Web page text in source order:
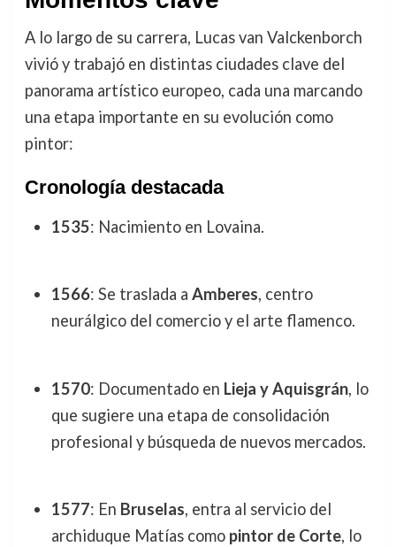
A lo largo de su carrera, Lucas van Valckenborch
vivió y trabajó en distintas ciudades clave del
panorama artístico europeo, cada una marcando
una etapa importante en su evolución como
pintor:
Cronología destacada
1535: Nacimiento en Lovaina.
1566: Se traslada a Amberes, centro
neurálgico del comercio y el arte flamenco.
1570: Documentado en Lieja y Aquisgrán, lo
que sugiere una etapa de consolidación
profesional y búsqueda de nuevos mercados.
1577: En Bruselas, entra al servicio del
archiduque Matías como pintor de Corte, lo